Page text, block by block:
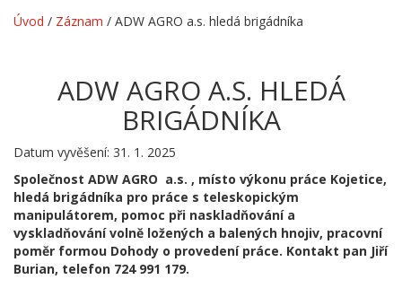
Úvod / Záznam / ADW AGRO a.s. hledá brigádníka
ADW AGRO A.S. HLEDÁ
BRIGÁDNÍKA
Datum vyvěšení: 31. 1. 2025
Společnost ADW AGRO a.s. , místo výkonu práce Kojetice,
hledá brigádníka pro práce s teleskopickým
manipulátorem, pomoc při naskladňování a
vyskladňování volně ložených a balených hnojiv, pracovní
poměr formou Dohody o provedení práce. Kontakt pan Jiří
Burian, telefon 724 991 179.